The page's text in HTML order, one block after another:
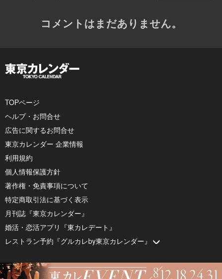
コメントはまだありません。
TOPページ
ヘルプ・お問合せ
広告に関するお問合せ
東京カレンダー 企業情報
利用規約
個人情報保護方針
著作権・免責事項について
特定商取引法に基づく表示
月刊誌『東京カレンダー』
婚活・恋活アプリ『東カレデート』
レストラン予約『グルカレby東京カレンダー』